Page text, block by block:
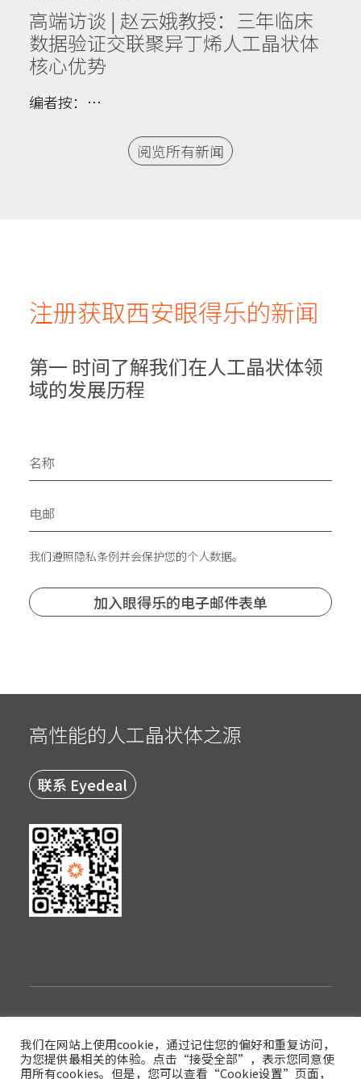
高端访谈 | 赵云娥教授：三年临床
数据验证交联聚异丁烯人工晶状体
核心优势
编者按：…
阅览所有新闻
注册获取西安眼得乐的新闻
第一 时间了解我们在人工晶状体领
域的发展历程
我们遵照隐私条例并会保护您的个人数据。
高性能的人工晶状体之源
联系 Eyedeal
版权© 2022西安眼得乐医疗科技有限公司
我们在网站上使用cookie，通过记住您的偏好和重复访问，
为您提供最相关的体验。点击“接受全部”，表示您同意使
用所有cookies。但是，您可以查看“Cookie设置”页面，